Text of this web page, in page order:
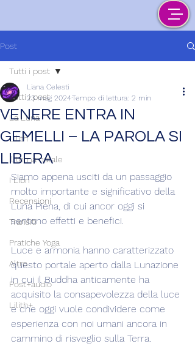
Post
Tutti i post
La Luna
Lilith
Il tema natale
I Libri
Recensioni
Transiti
Pratiche Yoga
Altro
Post+audio
Lilith+
Tutti i post
VENERE ENTRA IN
GEMELLI – LA PAROLA SI
LIBERA
Liana Celesti
23 mag 2024Tempo di lettura: 2 min
Siamo appena usciti da un passaggio
molto importante e significativo della
Luna Piena, di cui ancor oggi si
sentono effetti e benefici.
Luce e armonia hanno caratterizzato
questo portale aperto dalla Lunazione
in cui il Buddha anticamente ha
acquisito la consapevolezza della luce
e che oggi vuole condividere come
esperienza con noi umani ancora in
cammino di risveglio sulla Terra.